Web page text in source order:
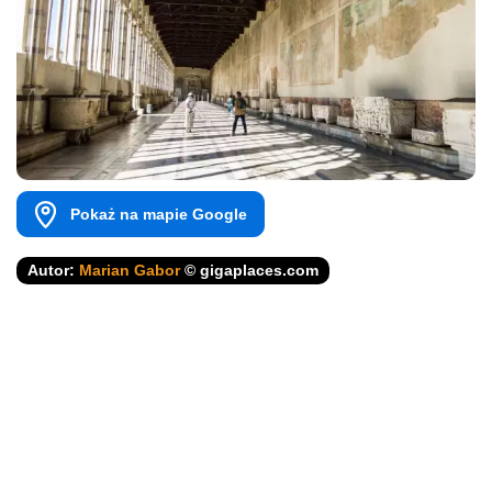
Pokaż na mapie Google
Autor: Marian Gabor© gigaplaces.com